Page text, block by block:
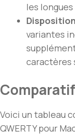
les
variantes
caractères
Voici un tableau
QWERTY pour